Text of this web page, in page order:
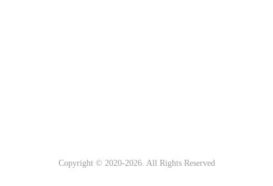
Copyright © 2020-2026. All Rights Reserved